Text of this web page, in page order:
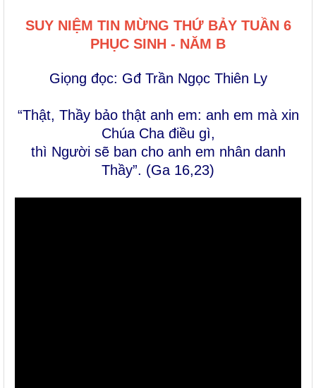
SUY NIỆM TIN MỪNG THỨ BẢY TUẦN 6
PHỤC SINH - NĂM B
Giọng đọc: Gđ Trần Ngọc Thiên Ly
“Thật, Thầy bảo thật anh em: anh em mà xin
Chúa Cha điều gì,
thì Người sẽ ban cho anh em nhân danh
Thầy”. (Ga 16,23)